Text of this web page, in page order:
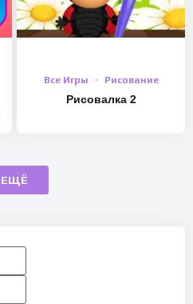
Все Игры Рисование
Рисовалка 2
ЕЩЁ